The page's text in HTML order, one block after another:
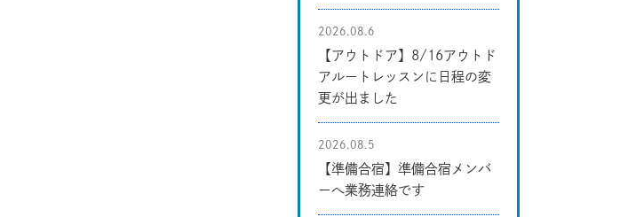
【アウトドア】8/16アウトド
アルートレッスンに日程の変
更が出ました
2026.08.6
【準備合宿】準備合宿メンバ
ーへ業務連絡です
2026.08.5